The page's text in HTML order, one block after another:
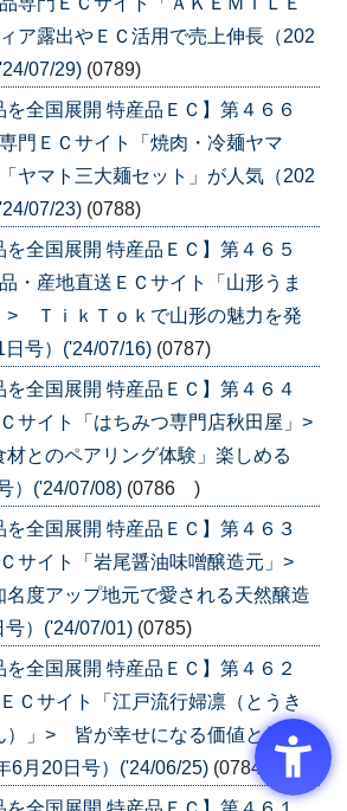
ア露出やＥＣ活用で売上伸長（202
07/29) (0789)
を全国展開 特産品ＥＣ】第４６６
門ＥＣサイト「焼肉・冷麺ヤマ
ヤマト三大麺セット」が人気（202
07/23) (0788)
を全国展開 特産品ＥＣ】第４６５
・産地直送ＥＣサイト「山形うま
> ＴｉｋＴｏｋで山形の魅力を発
号）('24/07/16) (0787)
を全国展開 特産品ＥＣ】第４６４
サイト「はちみつ専門店秋田屋」>
とのペアリング体験」楽しめる
）('24/07/08) (0786 )
を全国展開 特産品ＥＣ】第４６３
サイト「岩尾醤油味噌醸造元」>
名度アップ地元で愛される天然醸造
号）('24/07/01) (0785)
を全国展開 特産品ＥＣ】第４６２
Ｃサイト「江戸流行婦凛（とうき
）」> 皆が幸せになる価値と体験
6月20日号）('24/06/25) (0784)